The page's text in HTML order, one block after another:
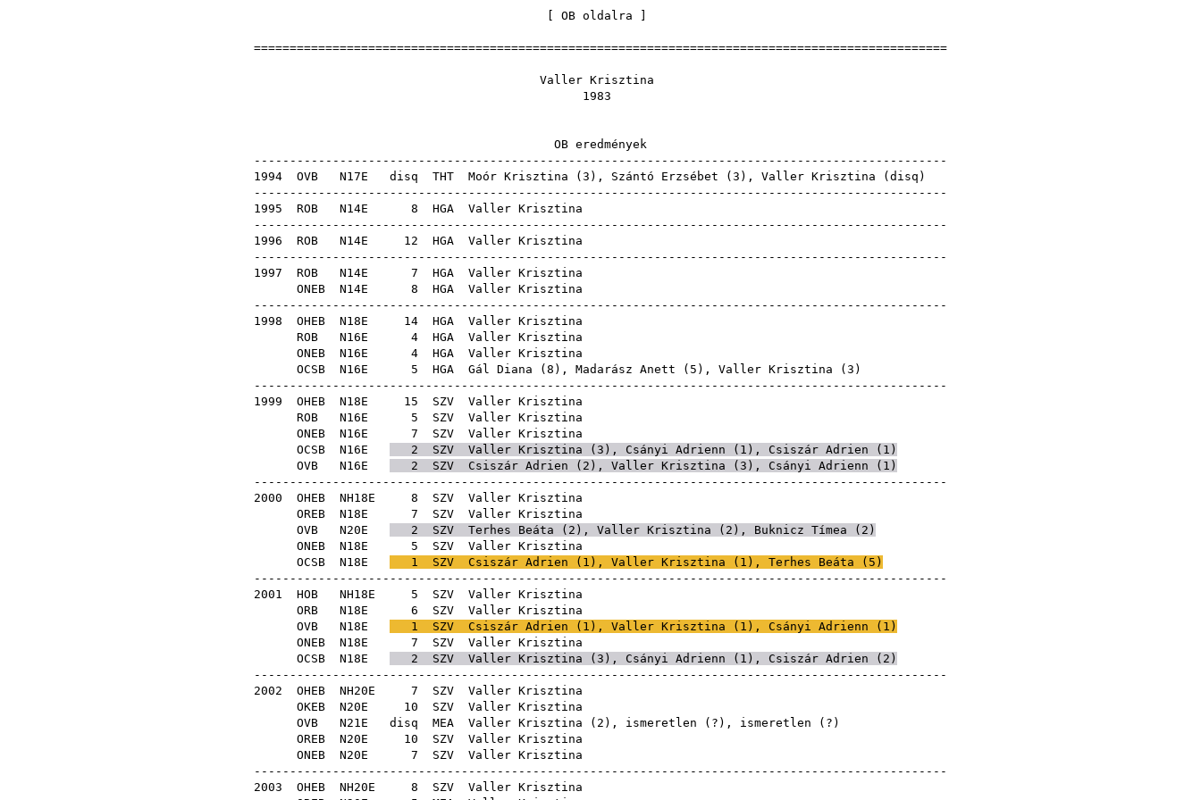
OB oldalra
=================================================================================================
Valler Krisztina
1983
OB eredmények
-------------------------------------------------------------------------------------------------
1994 OVB N17E disq THT Moór Krisztina ( 3 ), Szántó Erzsébet ( 3 ), Valler Krisztina ( disq )
-------------------------------------------------------------------------------------------------
1995 ROB N14E 8 HGA Valler Krisztina
-------------------------------------------------------------------------------------------------
1996 ROB N14E 12 HGA Valler Krisztina
-------------------------------------------------------------------------------------------------
1997 ROB N14E 7 HGA Valler Krisztina
ONEB N14E 8 HGA Valler Krisztina
-------------------------------------------------------------------------------------------------
1998 OHEB N18E 14 HGA Valler Krisztina
ROB N16E 4 HGA Valler Krisztina
ONEB N16E 4 HGA Valler Krisztina
OCSB N16E 5 HGA Gál Diana ( 8 ), Madarász Anett ( 5 ), Valler Krisztina ( 3 )
-------------------------------------------------------------------------------------------------
1999 OHEB N18E 15 SZV Valler Krisztina
ROB N16E 5 SZV Valler Krisztina
ONEB N16E 7 SZV Valler Krisztina
OCSB N16E 2 SZV Valler Krisztina ( 3 ), Csányi Adrienn ( 1 ), Csiszár Adrien ( 1 )
OVB N16E 2 SZV Csiszár Adrien ( 2 ), Valler Krisztina ( 3 ), Csányi Adrienn ( 1 )
-------------------------------------------------------------------------------------------------
2000 OHEB NH18E 8 SZV Valler Krisztina
OREB N18E 7 SZV Valler Krisztina
OVB N20E 2 SZV Terhes Beáta ( 2 ), Valler Krisztina ( 2 ), Buknicz Tímea ( 2 )
ONEB N18E 5 SZV Valler Krisztina
OCSB N18E 1 SZV Csiszár Adrien ( 1 ), Valler Krisztina ( 1 ), Terhes Beáta ( 5 )
-------------------------------------------------------------------------------------------------
2001 HOB NH18E 5 SZV Valler Krisztina
ORB N18E 6 SZV Valler Krisztina
OVB N18E 1 SZV Csiszár Adrien ( 1 ), Valler Krisztina ( 1 ), Csányi Adrienn ( 1 )
ONEB N18E 7 SZV Valler Krisztina
OCSB N18E 2 SZV Valler Krisztina ( 3 ), Csányi Adrienn ( 1 ), Csiszár Adrien ( 2 )
-------------------------------------------------------------------------------------------------
2002 OHEB NH20E 7 SZV Valler Krisztina
OKEB N20E 10 SZV Valler Krisztina
OVB N21E disq MEA Valler Krisztina ( 2 ), ismeretlen (?), ismeretlen (?)
OREB N20E 10 SZV Valler Krisztina
ONEB N20E 7 SZV Valler Krisztina
-------------------------------------------------------------------------------------------------
2003 OHEB NH20E 8 SZV Valler Krisztina